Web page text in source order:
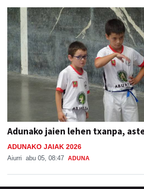
Adunako jaien lehen txanpa,
ADUNAKO JAIAK 2026
Aiurri abu 05, 08:47 ADUNA